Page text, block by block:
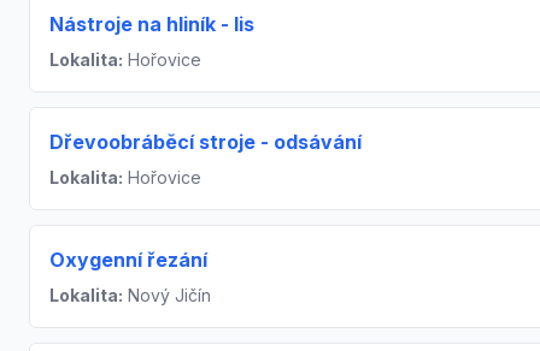
Nástroje na hliník - lis
Lokalita: Hořovice
Dřevoobráběcí stroje - odsávání
Lokalita: Hořovice
Oxygenní řezání
Lokalita: Nový Jičín